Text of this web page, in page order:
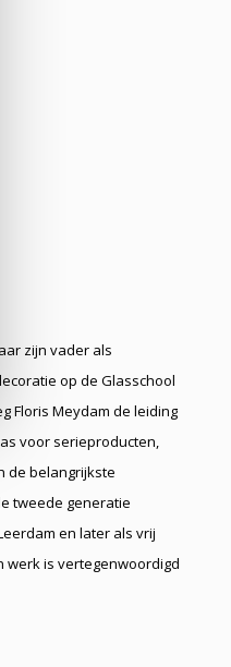
zijn vader als
op de Glasschool
Floris Meydam de leiding
voor serieproducten,
de belangrijkste
tweede generatie
en later als vrij
is vertegenwoordigd